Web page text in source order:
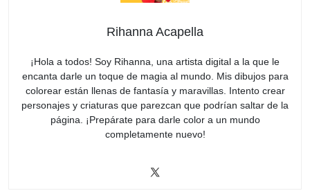
Rihanna Acapella
¡Hola a todos! Soy Rihanna, una artista digital a la que le
encanta darle un toque de magia al mundo. Mis dibujos para
colorear están llenas de fantasía y maravillas. Intento crear
personajes y criaturas que parezcan que podrían saltar de la
página. ¡Prepárate para darle color a un mundo
completamente nuevo!